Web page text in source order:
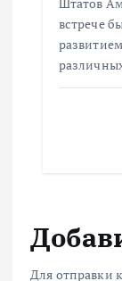
встрече
Для отправки